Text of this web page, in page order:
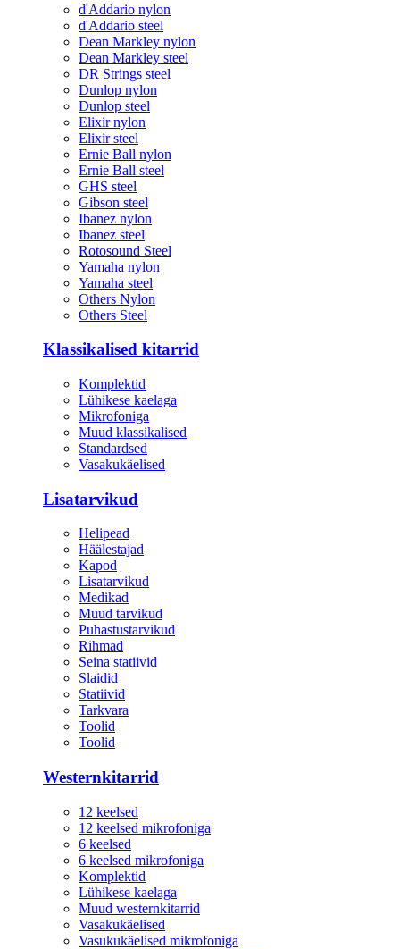
d'Addario nylon
d'Addario steel
Dean Markley nylon
Dean Markley steel
DR Strings steel
Dunlop nylon
Dunlop steel
Elixir nylon
Elixir steel
Ernie Ball nylon
Ernie Ball steel
GHS steel
Gibson steel
Ibanez nylon
Ibanez steel
Rotosound Steel
Yamaha nylon
Yamaha steel
Others Nylon
Others Steel
Klassikalised kitarrid
Komplektid
Lühikese kaelaga
Mikrofoniga
Muud klassikalised
Standardsed
Vasakukäelised
Lisatarvikud
Helipead
Häälestajad
Kapod
Lisatarvikud
Medikad
Muud tarvikud
Puhastustarvikud
Rihmad
Seina statiivid
Slaidid
Statiivid
Tarkvara
Toolid
Toolid
Westernkitarrid
12 keelsed
12 keelsed mikrofoniga
6 keelsed
6 keelsed mikrofoniga
Komplektid
Lühikese kaelaga
Muud westernkitarrid
Vasakukäelised
Vasukukäelised mikrofoniga